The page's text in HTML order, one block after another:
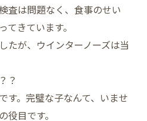
査は問題なく、食事のせい
きています。
たが、ウインターノーズは当
？
す。完璧な子なんて、いませ
役目です。